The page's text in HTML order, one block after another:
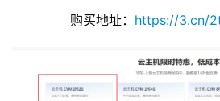
        购买地址：
https://3.cn/